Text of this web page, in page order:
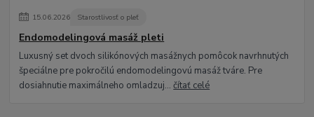
15.06.2026 Starostlivosť o pleť
Endomodelingová masáž pleti
Luxusný set dvoch silikónových masážnych pomôcok navrhnutých
špeciálne pre pokročilú endomodelingovú masáž tváre. Pre
dosiahnutie maximálneho omladzuj...čítať celé